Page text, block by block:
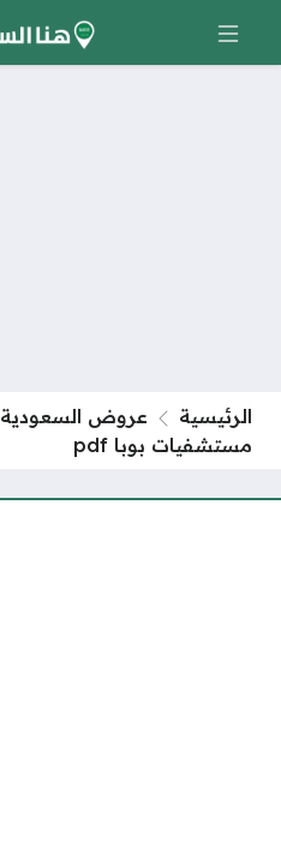
الرئيسية عروض السعودية
مستشفيات بوبا pdf